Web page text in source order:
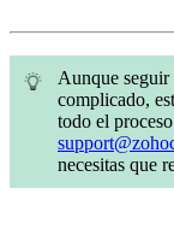
Aunque seguir
complicado,
todo el
necesitas que